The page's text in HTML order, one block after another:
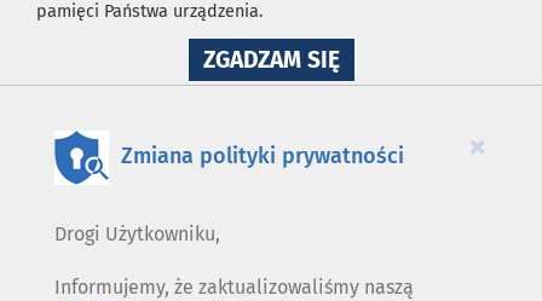
pamięci Państwa urządzenia.
ZGADZAM SIĘNA
WYKORZYSTANIE
×
Zmiana polityki prywatności
Drogi Użytkowniku,
Informujemy, że zaktualizowaliśmy naszą